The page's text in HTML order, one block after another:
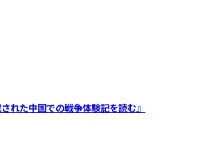
れた中国での戦争体験記を読む』